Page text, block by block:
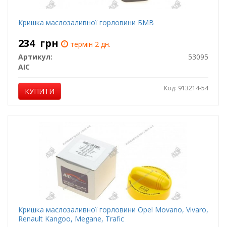
Кришка маслозаливної горловини БМВ
234 грн
термін 2 дн.
Артикул:
53095
AIC
КУПИТИ Код: 913214-54
Кришка маслозаливної горловини Opel Movano, Vivaro,
Renault Kangoo, Megane, Trafic